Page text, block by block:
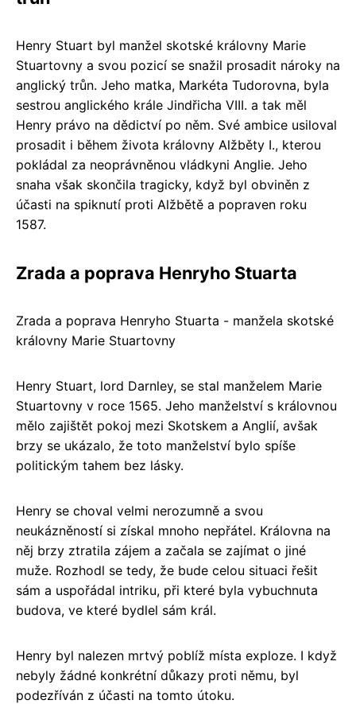
Henry Stuart byl manžel skotské královny Marie
Stuartovny a svou pozicí se snažil prosadit nároky na
anglický trůn. Jeho matka, Markéta Tudorovna, byla
sestrou anglického krále Jindřicha VIII. a tak měl
Henry právo na dědictví po něm. Své ambice usiloval
prosadit i během života královny Alžběty I., kterou
pokládal za neoprávněnou vládkyni Anglie. Jeho
snaha však skončila tragicky, když byl obviněn z
účasti na spiknutí proti Alžbětě a popraven roku
1587.
Zrada a poprava Henryho Stuarta
Zrada a poprava Henryho Stuarta - manžela skotské
královny Marie Stuartovny
Henry Stuart, lord Darnley, se stal manželem Marie
Stuartovny v roce 1565. Jeho manželství s královnou
mělo zajištět pokoj mezi Skotskem a Anglií, avšak
brzy se ukázalo, že toto manželství bylo spíše
politickým tahem bez lásky.
Henry se choval velmi nerozumně a svou
neukázněností si získal mnoho nepřátel. Královna na
něj brzy ztratila zájem a začala se zajímat o jiné
muže. Rozhodl se tedy, že bude celou situaci řešit
sám a uspořádal intriku, při které byla vybuchnuta
budova, ve které bydlel sám král.
Henry byl nalezen mrtvý poblíž místa exploze. I když
nebyly žádné konkrétní důkazy proti němu, byl
podezříván z účasti na tomto útoku.